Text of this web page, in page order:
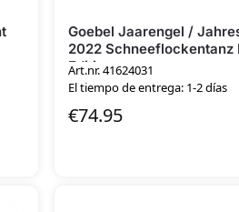
Goebel Jaarengel /
2022 Schneeflockentanz
Edition
Art.nr. 41624031
El tiempo de entrega: 1-2 días
€74.95